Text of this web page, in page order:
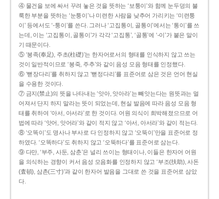
④ 물건을 보에 싸서 꾸려 놓은 것을 뜻하는 ‘보퉁이’와 함께 눈두덩의 불
룩한 부분을 뜻하는 ‘눈퉁이’나 미련한 사람을 낮추어 가리키는 ‘미련퉁
이’ 등에서도 ‘-퉁이’를 쓴다. 그러나 ‘고집통이, 골통이’에서는 ‘통이’를 쓰
는데, 이는 ‘고집통이, 골통이’가 각각 ‘고집통’, ‘골통’에 ‘-이’가 붙은 말이
기 때문이다.
⑤ ‘봉족(奉足), 주초(柱礎)’는 한자어로서의 형태를 인식하지 않고 쓰는
것이 일반적이므로 ‘봉죽, 주추’와 같이 음성 모음 형태를 인정했다.
⑥ ‘뻗장다리’를 취하지 않고 ‘뻗정다리’를 표준어로 삼은 것은 언어 현실
을 수용한 것이다.
⑦ 금지(禁止)의 뜻을 나타내는 ‘앗아, 앗아라’는 빼앗는다는 원뜻과는 멀
어져서 단지 하지 말라는 뜻이 되었는데, 현실 발음에 따라 음성 모음 형
태를 취하여 ‘아서, 아서라’로 한 것이다. 어원 의식이 희박해졌으므로 어
법에 따라 ‘앗어, 앗어라’와 같이 적지 않고 ‘아서, 아서라’와 같이 적는다.
⑧ ‘오똑이’도 명사나 부사로 다 인정하지 않고 ‘오뚝이’만을 표준어로 정
하였다. ‘오똑하다’도 취하지 않고 ‘오뚝하다’를 표준어로 삼는다.
⑨ 다만, ‘부주, 사둔, 삼춘’은 널리 쓰이는 형태이나, 이들은 한자어 어원
을 의식하는 경향이 커서 음성 모음화를 인정하지 않고 ‘부조(扶助), 사돈
(査頓), 삼촌(三寸)’과 같이 한자어 발음을 그대로 쓴 것을 표준어로 삼았
다.